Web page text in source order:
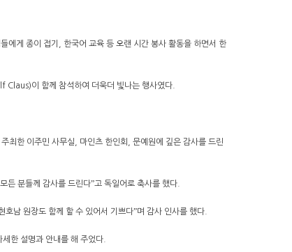
게 종이 접기, 한국어 교육 등 오랜 시간 봉사 활동을 하면서 한
이 함께 참석하여 더욱더 빛나는 행사였다.
최한 이주민 사무실, 마인츠 한인회, 문예원에 깊은 감사를 드린
든 분들께 감사를 드린다ˮ고 독일어로 축사를 했다.
남 원장도 함께 할 수 있어서 기쁘다ˮ며 감사 인사를 했다.
한 설명과 안내를 해 주었다.